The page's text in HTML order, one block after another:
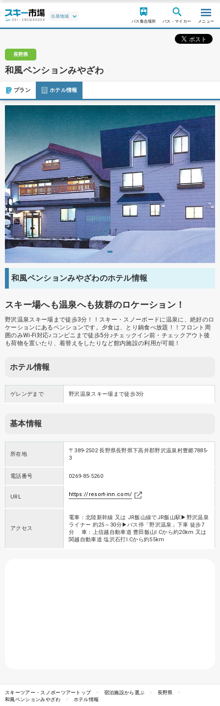
バス集合場所 バス・マイカー メニュー
長野県
和風ペンションみやざわ
プラン ホテル情報
和風ペンションみやざわのホテル情報
スキー場へも温泉へも抜群のロケーション！
野沢温泉スキー場まで徒歩3分！！スキー・スノーボードに温泉に、絶好のロ
ケーションにあるペンションです。夕食は、とり鍋食べ放題！！フロント周
囲のみWi-Fi対応♪コンビニまで徒歩5分♪チェックイン前・チェックアウト後
も荷物を置いたり、着替えをしたりなど館内施設の利用が可能！
ホテル情報
ゲレンデまで 野沢温泉スキー場まで徒歩3分
基本情報
所在地
〒389-2502 長野県長野県下高井郡野沢温泉村豊郷7885-
3
電話番号 0269-85-5260
URL https://resort-inn.com/
アクセス
電車：北陸新幹線 又は JR飯山線でJR飯山駅▶野沢温泉
ライナー 約25～30分▶バス停「野沢温泉」下車 徒歩7
分 車：上信越自動車道 豊田飯山I.Cから約20km 又は
関越自動車道 塩沢石打I.Cから約55km
スキーツアー・スノボーツアートップ 宿泊施設から選ぶ
長野県
和風ペンションみやざわ
ホテル情報